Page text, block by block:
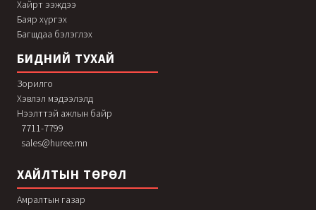
Хайрт ээждээ
Баяр хүргэх
Багшдаа бэлэглэх
БИДНИЙ ТУХАЙ
Зорилго
Хэвлэл мэдээлэлд
Нээлттэй ажлын байр
7711-7799
sales@huree.mn
ХАЙЛТЫН ТӨРӨЛ
Амралтын газар